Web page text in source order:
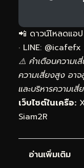
📲 ดาวน์โหลดแอป
· LINE:
⚠️ คำเตือนความเ
ความเสี่ยงสูง อา
และบริหารความเ
เว็บไซต์ในเครือ:
Siam2R
อ่านเพิ่มเติม